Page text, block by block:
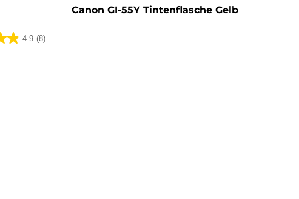
Canon GI-55Y Tintenflasche Gelb
4.9 (8)